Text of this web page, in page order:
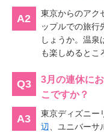
A2
東京からのアク
ップルでの旅行
しょうか。温泉
も楽しめるとこ
Q3
3月の連休に
こですか？
A3 東京ディズニー
辺
、ユニバー